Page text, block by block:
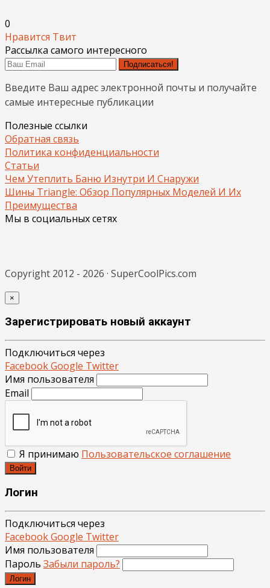
0
Нравится Твит
Рассылка самого интересного
Подписаться!
Введите Ваш адрес электронной почты и получайте
самые интересные публикации
Полезные ссылки
Обратная связь
Политика конфиденциальности
Статьи
Чем Утеплить Баню Изнутри И Снаружи
Шины Triangle: Обзор Популярных Моделей И Их
Преимущества
Мы в социальных сетях
Copyright 2012 - 2026 · SuperCoolPics.com
×
Зарегистрировать новый аккаунт
Подключиться через
FacebookGoogle Twitter
Имя пользователя
Email
Я принимаю Пользовательское соглашение
Войти
Логин
Подключиться через
FacebookGoogle Twitter
Имя пользователя
Пароль Забыли пароль?
Логин